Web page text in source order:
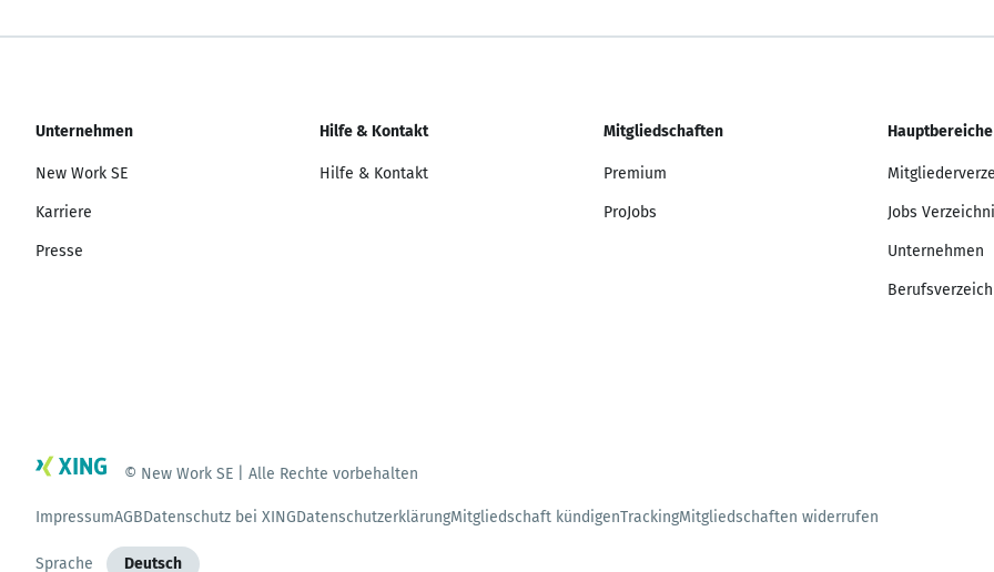
Unternehmen
New Work SE
Karriere
Presse
Hilfe & Kontakt
Hilfe & Kontakt
Mitgliedschaften
Premium
ProJobs
Hauptbereiche
Jobs
Unternehmen
© New Work SE | Alle Rechte vorbehalten
ImpressumAGBDatenschutz bei XINGDatenschutzerklärungMitgliedschaft kündigenTrackingMitgliedschaften widerrufen
Sprache Deutsch